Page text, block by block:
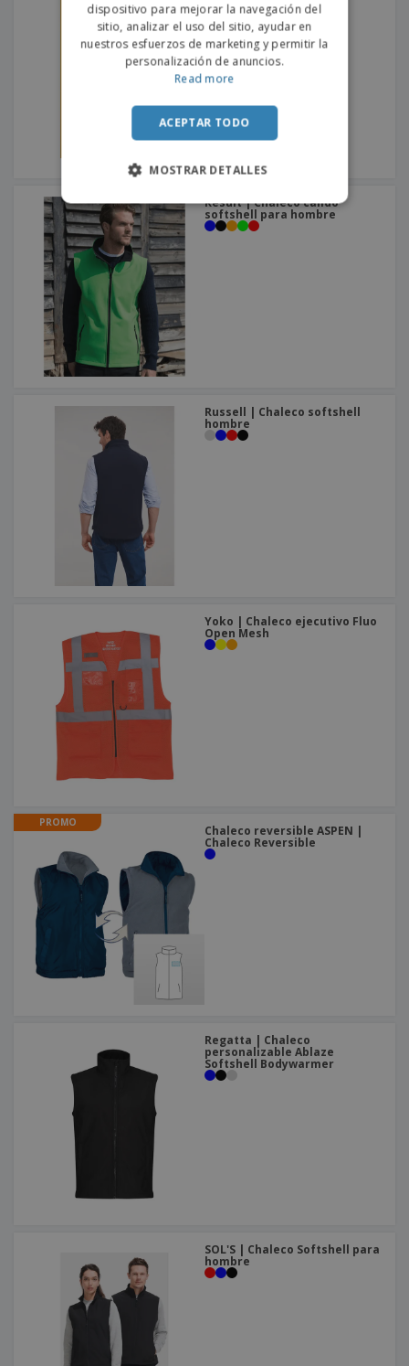
mangas para hombre
Result | Chaleco cálido
softshell para hombre
Russell | Chaleco softshell
hombre
Yoko | Chaleco ejecutivo Fluo
Open Mesh
PROMO
Chaleco reversible ASPEN |
Chaleco Reversible
Regatta | Chaleco
personalizable Ablaze
Softshell Bodywarmer
SOL'S | Chaleco Softshell para
hombre
dispositivo para mejorar la navegación del
sitio, analizar el uso del sitio, ayudar en
nuestros esfuerzos de marketing y permitir la
personalización de anuncios.
Read more
ACEPTAR TODO
MOSTRAR DETALLES